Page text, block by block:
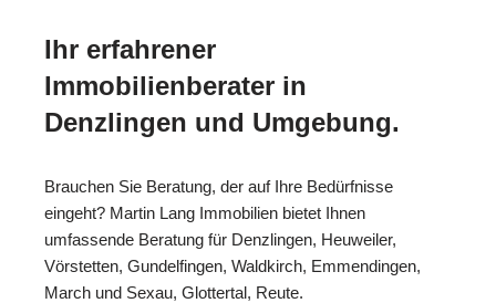
Ihr erfahrener
Immobilienberater in
Denzlingen und Umgebung.
Brauchen Sie Beratung, der auf Ihre Bedürfnisse
eingeht? Martin Lang Immobilien bietet Ihnen
umfassende Beratung für Denzlingen, Heuweiler,
Vörstetten, Gundelfingen, Waldkirch, Emmendingen,
March und Sexau, Glottertal, Reute.